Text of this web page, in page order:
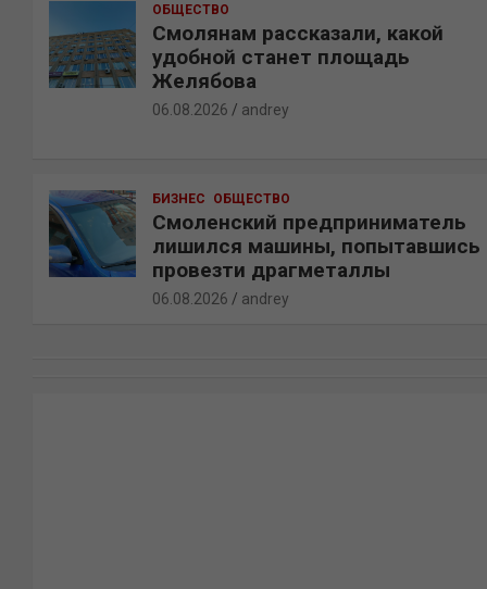
ОБЩЕСТВО
Смолянам рассказали, какой
удобной станет площадь
Желябова
06.08.2026 andrey
БИЗНЕС ОБЩЕСТВО
Смоленский предприниматель
лишился машины, попытавшись
провезти драгметаллы
06.08.2026 andrey